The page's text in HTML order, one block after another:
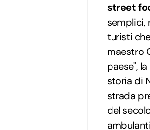
street
semplici,
turisti
maestro
paese", la
storia di
strada
del